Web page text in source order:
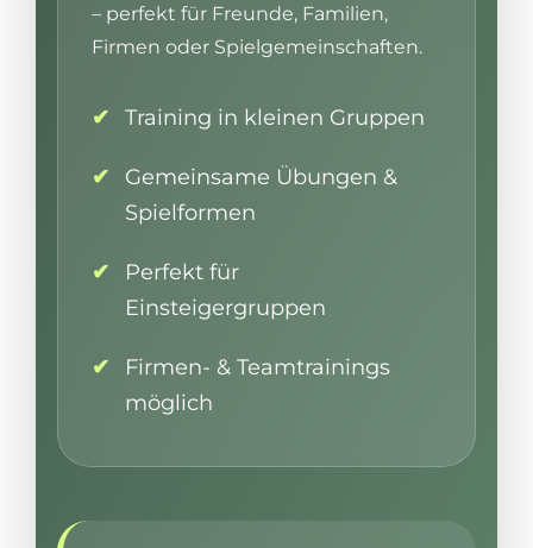
– perfekt für Freunde, Familien,
Firmen oder Spielgemeinschaften.
Training in kleinen Gruppen
Gemeinsame Übungen &
Spielformen
Perfekt für
Einsteigergruppen
Firmen- & Teamtrainings
möglich